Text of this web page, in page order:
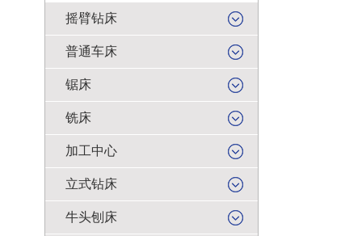
摇臂钻床
普通车床
锯床
铣床
加工中心
立式钻床
牛头刨床